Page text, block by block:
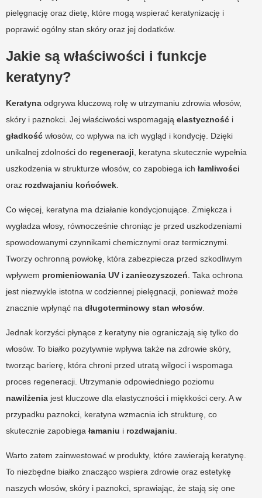
pielęgnację oraz dietę, które mogą wspierać keratynizację i
poprawić ogólny stan skóry oraz jej dodatków.
Jakie są właściwości i funkcje
keratyny?
Keratyna odgrywa kluczową rolę w utrzymaniu zdrowia włosów,
skóry i paznokci. Jej właściwości wspomagają elastyczność i
gładkość włosów, co wpływa na ich wygląd i kondycję. Dzięki
unikalnej zdolności do regeneracji , keratyna skutecznie wypełnia
uszkodzenia w strukturze włosów, co zapobiega ich łamliwości
oraz rozdwajaniu końcówek
Co więcej, keratyna ma działanie kondycjonujące. Zmiękcza i
wygładza włosy, równocześnie chroniąc je przed uszkodzeniami
spowodowanymi czynnikami chemicznymi oraz termicznymi.
Tworzy ochronną powłokę, która zabezpiecza przed szkodliwym
wpływem promieniowania UV i zanieczyszczeń . Taka ochrona
jest niezwykle istotna w codziennej pielęgnacji, ponieważ może
znacznie wpłynąć na długoterminowy stan włosów
Jednak korzyści płynące z keratyny nie ograniczają się tylko do
włosów. To białko pozytywnie wpływa także na zdrowie skóry,
tworząc barierę, która chroni przed utratą wilgoci i wspomaga
proces regeneracji. Utrzymanie odpowiedniego poziomu
nawilżenia jest kluczowe dla elastyczności i miękkości cery. A w
przypadku paznokci, keratyna wzmacnia ich strukturę, co
skutecznie zapobiega łamaniu i rozdwajaniu
Warto zatem zainwestować w produkty, które zawierają keratynę.
To niezbędne białko znacząco wspiera zdrowie oraz estetykę
naszych włosów, skóry i paznokci, sprawiając, że stają się one